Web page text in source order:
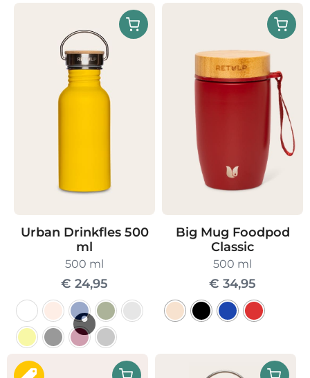
Urban Drinkfles 500
ml
500 ml
€ 24,95
Big Mug Foodpod
Classic
500 ml
€ 34,95
heeft